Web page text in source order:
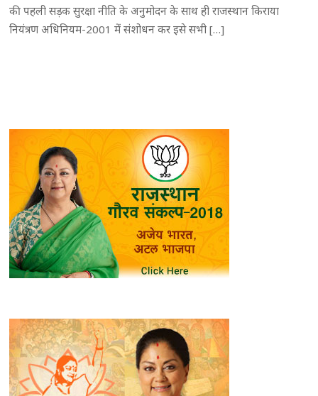
की पहली सड़क सुरक्षा नीति के अनुमोदन के साथ ही राजस्थान किराया
नियंत्रण अधिनियम-2001 में संशोधन कर इसे सभी […]